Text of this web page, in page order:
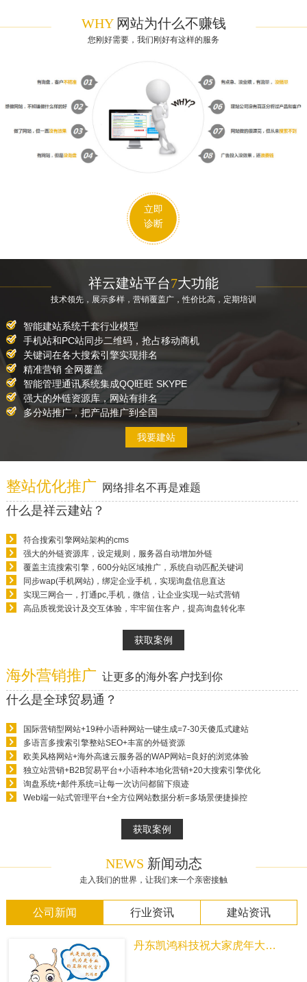
WHY网站为什么不赚钱
您刚好需要，我们刚好有这样的服务
立即
诊断
祥云建站平台7大功能
技术领先，展示多样，营销覆盖广，性价比高，定期培训
智能建站系统千套行业模型
手机站和PC站同步二维码，抢占移动商机
关键词在各大搜索引擎实现排名
精准营销 全网覆盖
智能管理通讯系统集成QQ旺旺 SKYPE
强大的外链资源库，网站有排名
多分站推广，把产品推广到全国
我要建站
整站优化推广 网络排名不再是难题
什么是祥云建站？
符合搜索引擎网站架构的cms
强大的外链资源库，设定规则，服务器自动增加外链
覆盖主流搜索引擎，600分站区域推广，系统自动匹配关键词
同步wap(手机网站)，绑定企业手机，实现询盘信息直达
实现三网合一，打通pc,手机，微信，让企业实现一站式营销
高品质视觉设计及交互体验，牢牢留住客户，提高询盘转化率
获取案例
海外营销推广 让更多的海外客户找到你
什么是全球贸易通？
国际营销型网站+19种小语种网站一键生成=7-30天傻瓜式建站
多语言多搜索引擎整站SEO+丰富的外链资源
欧美风格网站+海外高速云服务器的WAP网站=良好的浏览体验
独立站营销+B2B贸易平台+小语种本地化营销+20大搜索引擎优化
询盘系统+邮件系统=让每一次访问都留下痕迹
Web端一站式管理平台+全方位网站数据分析=多场景便捷操控
获取案例
NEWS 新闻动态
走入我们的世界，让我们来一个亲密接触
公司新闻 行业资讯 建站资讯
丹东凯鸿科技祝大家虎年大吉！